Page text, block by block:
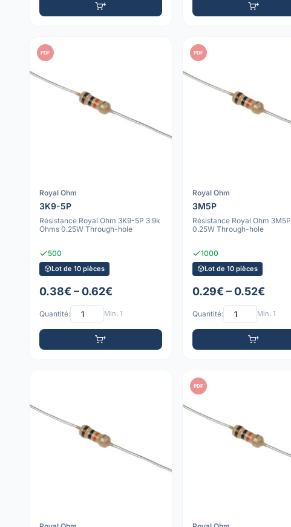
PDF
Royal Ohm
3K9-5P
Résistance Royal Ohm 3K9-5P 3.9k
Ohms 0.25W Through-hole
500
Lot de 10 pièces
0.38€ – 0.62€
Quantité: Min: 1
PDF
Royal Ohm
3M5P
Résistance Royal Ohm 3M5P
0.25W Through-hole
1000
Lot de 10 pièces
0.29€ – 0.52€
Quantité: Min: 1
PDF